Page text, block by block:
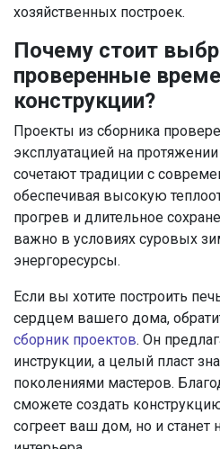
хозяйственных построек.
Почему стоит
проверенные
конструкции?
Проекты из сборника
эксплуатацией на
сочетают традиции с
обеспечивая высокую
прогрев и длительное
важно в условиях суровых
энергоресурсы.
Если вы хотите построить
сердцем вашего дома,
сборник проектов. Он
инструкции, а целый пласт
поколениями мастеров.
сможете создать
согреет ваш дом, но и